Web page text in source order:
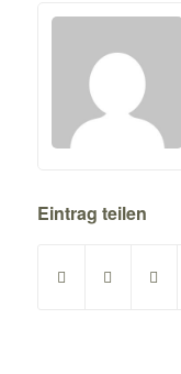
Eintrag teilen